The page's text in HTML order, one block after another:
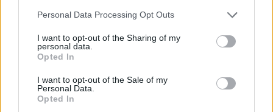
Personal Data Processing Opt Outs
I want to opt-out of the Sharing of my
personal data.
Opted In
I want to opt-out of the Sale of my
Personal Data.
Opted In
et de leurs produits. Les missions sont généralement
courtes et rémunérées.
15. Louer ses outils ou son matériel
Plutôt que de laisser perceuse, tondeuse ou appareil
photo dormir dans un placard, mettez-les en location